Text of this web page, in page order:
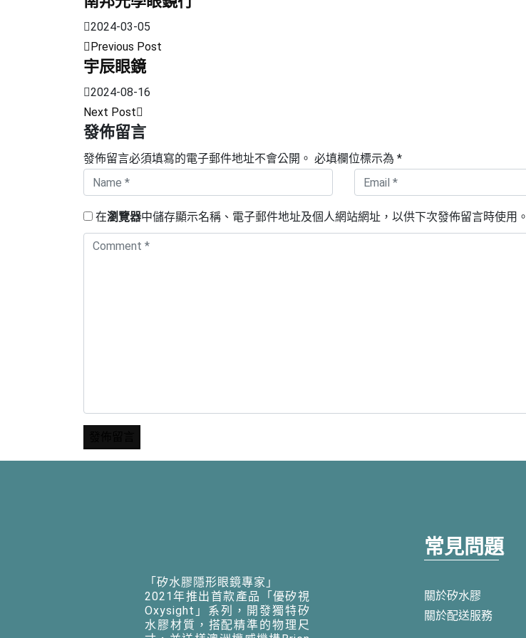
2024-03-05
Previous Post
宇辰眼鏡
2024-08-16
Next Post
發佈留言
發佈留言必須填寫的電子郵件地址不會公開。 必填欄位標示為 *
在瀏覽器中儲存顯示名稱、電子郵件地址及個人網站網址，以供下次發佈留言時使用。
「矽水膠隱形眼鏡專家」
2021年推出首款產品「優矽視
Oxysight」系列，開發獨特矽
水膠材質，搭配精準的物理尺
常見問題
關於矽水膠
關於配送服務